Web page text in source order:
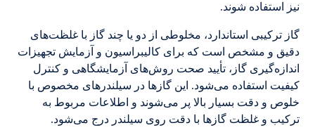
نیز استفاده شوند.
گاز ترکیبی استاندارد، مخلوطی از دو یا چند گاز با غلظت‌های
دقیق و مشخص است که برای کالیبراسیون و آزمایش تجهیزات
اندازه‌گیری گاز، تأیید صحت روش‌های آزمایشگاهی و کنترل
کیفیت استفاده می‌شود. این گازها در سیلندرهای مخصوص با
خلوص و دقت بسیار بالا پر می‌شوند و اطلاعات مربوط به
ترکیب و غلظت گازها با دقت روی سیلندر درج می‌شود.